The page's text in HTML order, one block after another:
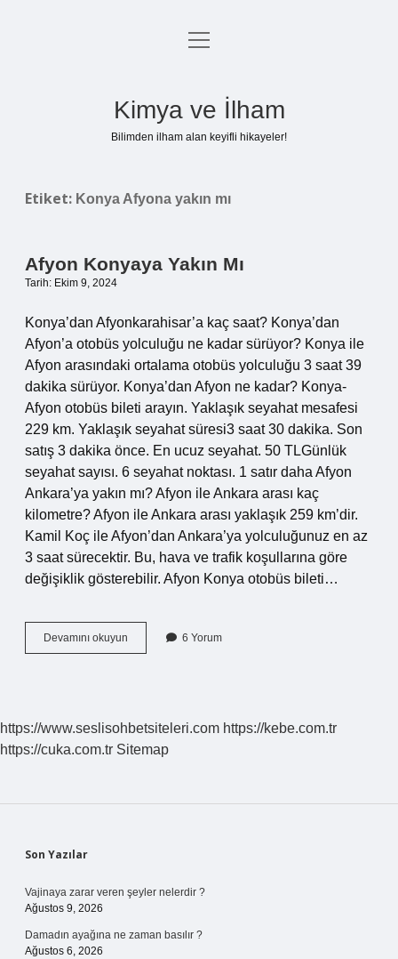
Anasayfa
menüyü
Kimya ve İlham
Bilimden ilham alan keyifli hikayeler!
Etiket: Konya Afyona yakın mı
Afyon Konyaya Yakın Mı
Tarih: Ekim 9, 2024
Konya’dan Afyonkarahisar’a kaç saat? Konya’dan
Afyon’a otobüs yolculuğu ne kadar sürüyor? Konya ile
Afyon arasındaki ortalama otobüs yolculuğu 3 saat 39
dakika sürüyor. Konya’dan Afyon ne kadar? Konya-
Afyon otobüs bileti arayın. Yaklaşık seyahat mesafesi
229 km. Yaklaşık seyahat süresi3 saat 30 dakika. Son
satış 3 dakika önce. En ucuz seyahat. 50 TLGünlük
seyahat sayısı. 6 seyahat noktası. 1 satır daha Afyon
Ankara’ya yakın mı? Afyon ile Ankara arası kaç
kilometre? Afyon ile Ankara arası yaklaşık 259 km’dir.
Kamil Koç ile Afyon’dan Ankara’ya yolculuğunuz en az
3 saat sürecektir. Bu, hava ve trafik koşullarına göre
değişiklik gösterebilir. Afyon Konya otobüs bileti…
Devamını okuyun
Konyaya
6 Yorum
https://www.seslisohbetsiteleri.com https://kebe.com.tr
https://cuka.com.tr Sitemap
Sidebar
Son Yazılar
Vajinaya zarar veren şeyler nelerdir ?
Ağustos 9, 2026
Damadın ayağına ne zaman basılır ?
Ağustos 6, 2026